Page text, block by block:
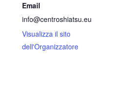
Email
info@centroshiatsu.eu
Visualizza il sito
dell'Organizzatore